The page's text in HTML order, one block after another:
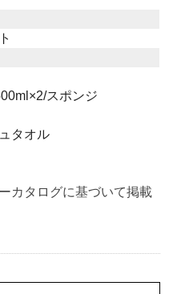
スポンジ
タオル
カタログに基づいて掲載